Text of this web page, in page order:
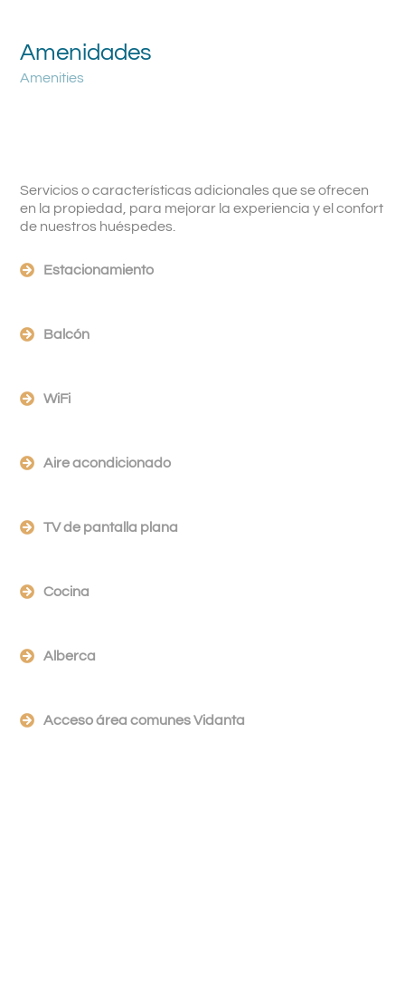
Amenidades
Amenities
Servicios o características adicionales que se ofrecen
en la propiedad, para mejorar la experiencia y el confort
de nuestros huéspedes.
Estacionamiento
Balcón
WiFi
Aire acondicionado
TV de pantalla plana
Cocina
Alberca
Acceso área comunes Vidanta